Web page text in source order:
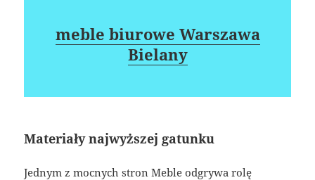
meble biurowe Warszawa
Bielany
Materiały najwyższej gatunku
Jednym z mocnych stron Meble odgrywa rolę